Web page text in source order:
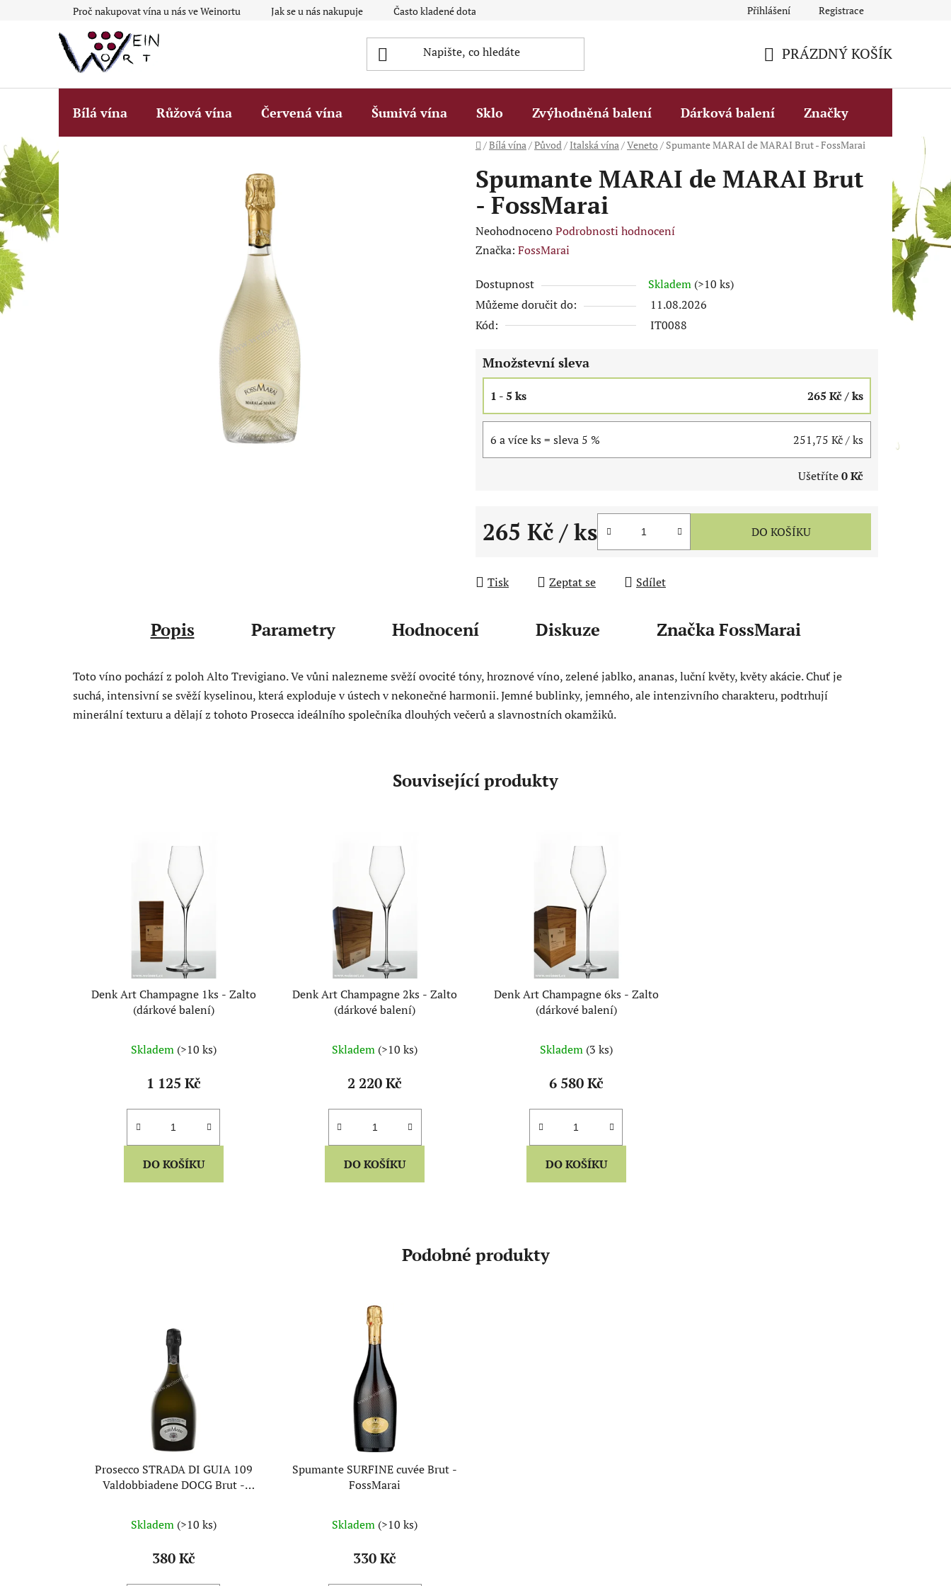
Proč nakupovat vína u nás ve Weinortu Jak se u nás nakupuje Často kladené dotazy Q&A Fakturační údaje
Přihlášení Registrace
KOŠÍK
PRÁZDNÝ KOŠÍK
Bílá vína Růžová vína Červená vína Šumivá vína Sklo Zvýhodněná balení Dárková balení Značky
Domů
/Bílá vína/Původ/ Italská vína/Veneto / Spumante MARAI de MARAI Brut - FossMarai
Spumante MARAI de MARAI Brut
- FossMarai
Průměrné
hodnocení
je
0,0
z
hvězdiček.
NeohodnocenoPodrobnosti hodnocení
Značka: FossMarai
Dostupnost Skladem (>10 ks)
Můžeme doručit do:
11.08.2026
Kód:
IT0088
Množstevní sleva
1 - 5 ks 265 Kč/ ks
6 a více ks = sleva 5 % 251,75 Kč/ ks
Ušetříte0 Kč
265 Kč / ks DO KOŠÍKU
Tisk Zeptat se Sdílet
Popis Parametry Hodnocení Diskuze ZnačkaFossMarai
Toto víno pochází z poloh Alto Trevigiano. Ve vůni nalezneme svěží ovocité tóny, hroznové víno, zelené jablko, ananas, luční květy, květy akácie. Chuť je
suchá, intensivní se svěží kyselinou, která exploduje v ústech v nekonečné harmonii. Jemné bublinky, jemného, ale intenzivního charakteru, podtrhují
minerální texturu a dělají z tohoto Prosecca ideálního společníka dlouhých večerů a slavnostních okamžiků.
Související produkty
Denk Art Champagne 1ks - Zalto
(dárkové balení)
Skladem (>10 ks)
1 125 Kč
DO KOŠÍKU
Denk Art Champagne 2ks - Zalto
(dárkové balení)
Skladem (>10 ks)
2 220 Kč
DO KOŠÍKU
Denk Art Champagne 6ks - Zalto
(dárkové balení)
Skladem (3 ks)
6 580 Kč
DO KOŠÍKU
Podobné produkty
Prosecco STRADA DI GUIA 109
Valdobbiadene DOCG Brut -
Skladem (>10 ks)
380 Kč
Spumante SURFINE cuvée Brut -
FossMarai
Skladem (>10 ks)
330 Kč